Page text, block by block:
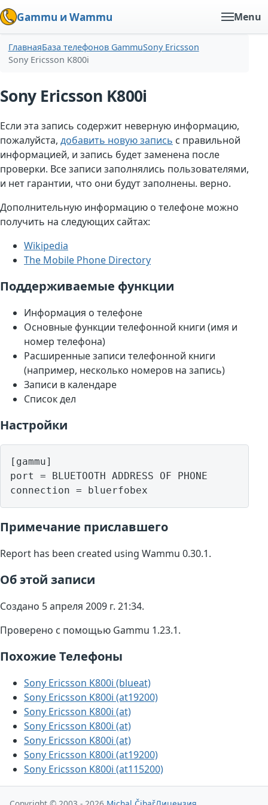
Gammu и Wammu Menu
ГлавнаяБаза телефонов GammuSony Ericsson
Sony Ericsson K800i
Sony Ericsson K800i
Если эта запись содержит неверную информацию,
пожалуйста, добавить новую запись с правильной
информацией, и запись будет заменена после
проверки. Все записи заполнялись пользователями,
и нет гарантии, что они будут заполнены. верно.
Дополнительную информацию о телефоне можно
получить на следующих сайтах:
Wikipedia
The Mobile Phone Directory
Поддерживаемые функции
Информация о телефоне
Основные функции телефонной книги (имя и
номер телефона)
Расширенные записи телефонной книги
(например, несколько номеров на запись)
Записи в календаре
Список дел
Настройки
[gammu]
port = BLUETOOTH ADDRESS OF PHONE
Примечание приславшего
Report has been created using Wammu 0.30.1.
Об этой записи
Создано 5 апреля 2009 г. 21:34.
Проверено с помощью Gammu 1.23.1.
Похожие Телефоны
Sony Ericsson K800i (blueat)
Sony Ericsson K800i (at19200)
Sony Ericsson K800i (at)
Sony Ericsson K800i (at)
Sony Ericsson K800i (at)
Sony Ericsson K800i (at19200)
Sony Ericsson K800i (at115200)